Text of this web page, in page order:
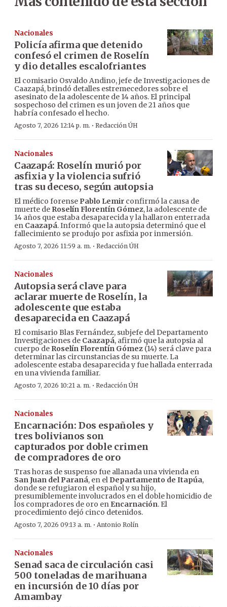
Nacionales
Policía afirma que detenido
confesó el crimen de Roselín
y dio detalles escalofriantes
El comisario Osvaldo Andino, jefe de Investigaciones de
Caazapá, brindó detalles estremecedores sobre el
asesinato de la adolescente de 14 años. El principal
sospechoso del crimen es un joven de 21 años que
habría confesado el hecho.
Agosto 7, 2026 12:14 p. m. · Redacción ÚH
Nacionales
Caazapá: Roselín murió por
asfixia y la violencia sufrió
tras su deceso, según autopsia
El médico forense Pablo Lemir confirmó la causa de
muerte de Roselín Florentín Gómez, la adolescente de
14 años que estaba desaparecida y la hallaron enterrada
en Caazapá. Informó que la autopsia determinó que el
fallecimiento se produjo por asfixia por inmersión.
Agosto 7, 2026 11:59 a. m. · Redacción ÚH
Nacionales
Autopsia será clave para
aclarar muerte de Roselín, la
adolescente que estaba
desaparecida en Caazapá
El comisario Blas Fernández, subjefe del Departamento
Investigaciones de Caazapá, afirmó que la autopsia al
cuerpo de Roselín Florentín Gómez (14) será clave para
determinar las circunstancias de su muerte. La
adolescente estaba desaparecida y fue hallada enterrada
en una vivienda familiar.
Agosto 7, 2026 10:21 a. m. · Redacción ÚH
Nacionales
Encarnación: Dos españoles y
tres bolivianos son
capturados por doble crimen
de compradores de oro
Tras horas de suspenso fue allanada una vivienda en
San Juan del Paraná, en el Departamento de Itapúa,
donde se refugiaron el español y su hijo,
presumiblemente involucrados en el doble homicidio de
los compradores de oro en Encarnación. El
procedimiento dejó cinco detenidos.
Agosto 7, 2026 09:13 a. m. · Antonio Rolín
Nacionales
Senad saca de circulación casi
500 toneladas de marihuana
en incursión de 10 días por
Amambay